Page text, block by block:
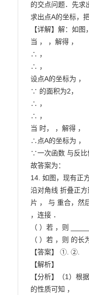
的交点问题．先求
求出点A的坐标，
【详解】解：如图，
当 ， ，解得 ，
∴ ，
∴ ，
设点A的坐标为 ，
∵ 的面积为2，
∴ ，
∴ ，
当 时， ，解得 ，
∴点A的坐标为 ，
∵一次函数 与反
故答案为：
14. 如图，现有正
沿对角线 折叠正方
片 ， 与 重合，然
，连接 ．
（ ）若 ，则
（ ）若 ，则 的长
【答案】 ①. ②.
【解析】
【分析】（1）根
的性质可知 ，